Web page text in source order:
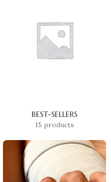
BEST-SELLERS
15 products